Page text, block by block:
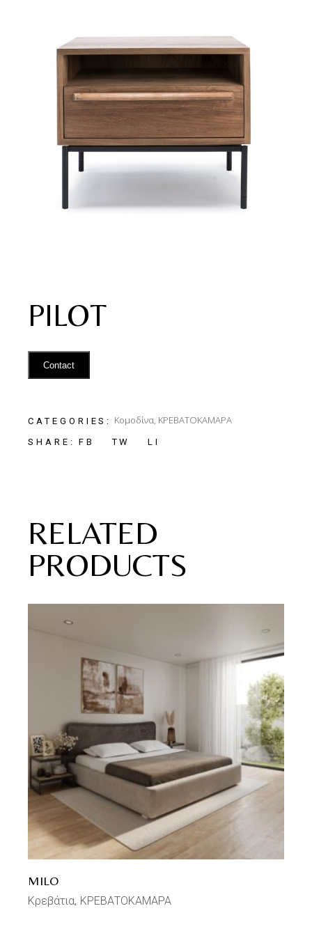
PILOT
Contact
CATEGORIES: Κομοδίνα, ΚΡΕΒΑΤΟΚΑΜΑΡΑ
SHARE: FB TW LI
RELATED
PRODUCTS
MILO
Κρεβάτια ΚΡΕΒΑΤΟΚΑΜΑΡΑ